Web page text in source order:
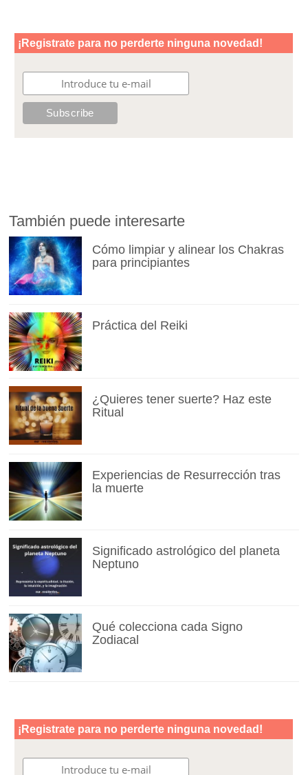
También puede interesarte
Cómo limpiar y alinear los Chakras
para principiantes
Práctica del Reiki
¿Quieres tener suerte? Haz este
Ritual
Experiencias de Resurrección tras
la muerte
Significado astrológico del planeta
Neptuno
Qué colecciona cada Signo
Zodiacal